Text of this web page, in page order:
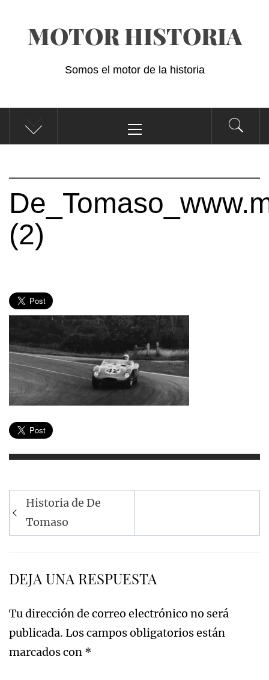
contenidoMOTOR HISTORIA
Somos el motor de la historia
principal
(2)
Navegación
de
entradas
Historia de De
Tomaso
DEJA UNA RESPUESTA
Tu dirección de correo electrónico no será
publicada. Los campos obligatorios están
marcados con *